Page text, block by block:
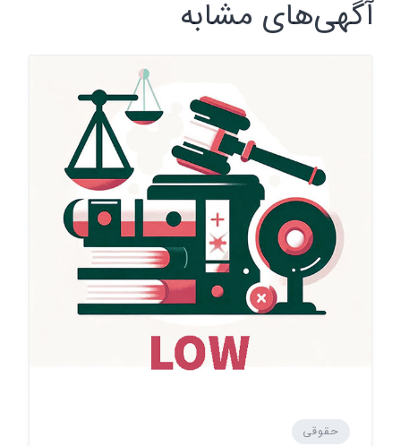
آگهی‌های مشابه
حقوقی